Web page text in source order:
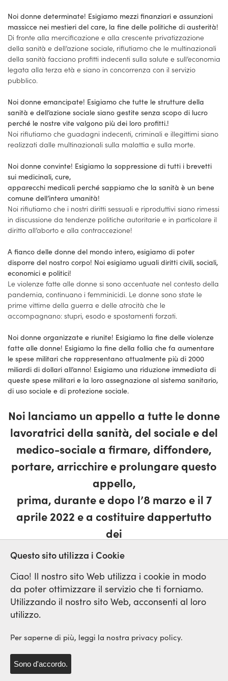
Noi donne determinate! Esigiamo mezzi finanziari e assunzioni
massicce nei mestieri del care, la fine delle politiche di austerità!
Di fronte alla mercificazione e alla crescente privatizzazione
della sanità e dell’azione sociale, rifiutiamo che le multinazionali
della sanità facciano profitti indecenti sulla salute e sull’economia
legata alla terza età e siano in concorrenza con il servizio
pubblico.
Noi donne emancipate! Esigiamo che tutte le strutture della
sanità e dell’azione sociale siano gestite senza scopo di lucro
perché le nostre vite valgono più dei loro profitti.!
Noi rifiutiamo che guadagni indecenti, criminali e illegittimi siano
realizzati dalle multinazionali sulla malattia e sulla morte.
Noi donne convinte! Esigiamo la soppressione di tutti i brevetti
sui medicinali, cure,
apparecchi medicali perché sappiamo che la sanità è un bene
comune dell’intera umanità!
Noi rifiutiamo che i nostri diritti sessuali e riproduttivi siano rimessi
in discussione da tendenze politiche autoritarie e in particolare il
diritto all’aborto e alla contraccezione!
A fianco delle donne del mondo intero, esigiamo di poter
disporre del nostro corpo! Noi esigiamo uguali diritti civili, sociali,
economici e politici!
Le violenze fatte alle donne si sono accentuate nel contesto della
pandemia, continuano i femminicidi. Le donne sono state le
prime vittime della guerra e delle atrocità che le
accompagnano: stupri, esodo e spostamenti forzati.
Noi donne organizzate e riunite! Esigiamo la fine delle violenze
fatte alle donne! Esigiamo la fine della follia che fa aumentare
le spese militari che rappresentano attualmente più di 2000
miliardi di dollari all’anno! Esigiamo una riduzione immediata di
queste spese militari e la loro assegnazione al sistema sanitario,
di uso sociale e di protezione sociale.
Noi lanciamo un appello a tutte le donne
lavoratrici della sanità, del sociale e del
medico-sociale a firmare, diffondere,
portare, arricchire e prolungare questo
appello,
prima, durante e dopo l’8 marzo e il 7
aprile 2022 e a costituire dappertutto
dei
collettivi “Donne in lotta!” »
Rete Sindicale Internazionale
Questo sito utilizza i Cookie
Ciao! Il nostro sito Web utilizza i cookie in modo
da poter ottimizzare il servizio che ti forniamo.
Utilizzando il nostro sito Web, acconsenti al loro
utilizzo.
Per saperne di più, leggi la nostra privacy policy.
Sono d'accordo.